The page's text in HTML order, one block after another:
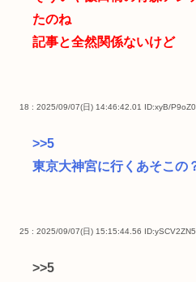
たのね
記事と全然関係ないけど
18 : 2025/09/07(日) 14:46:42.01 ID:xyB/P9oZ0
>>5
東京大神宮に行くあそこの
25 : 2025/09/07(日) 15:15:44.56
>>5